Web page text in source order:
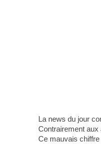
La news du jour
Contrairement aux
Ce mauvais